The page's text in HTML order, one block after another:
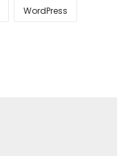
WordPress